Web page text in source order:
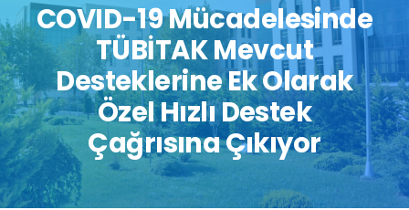
COVID-19 Mücadelesinde
TÜBİTAK Mevcut
Desteklerine Ek Olarak
Özel Hızlı Destek
Çağrısına Çıkıyor